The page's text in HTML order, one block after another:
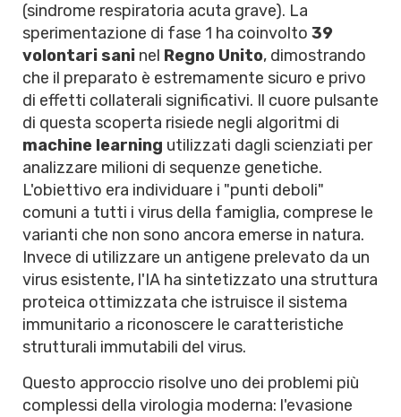
(sindrome respiratoria acuta grave). La
sperimentazione di fase 1 ha coinvolto 39
volontari sani nel Regno Unito, dimostrando
che il preparato è estremamente sicuro e privo
di effetti collaterali significativi. Il cuore pulsante
di questa scoperta risiede negli algoritmi di
machine learning utilizzati dagli scienziati per
analizzare milioni di sequenze genetiche.
L'obiettivo era individuare i "punti deboli"
comuni a tutti i virus della famiglia, comprese le
varianti che non sono ancora emerse in natura.
Invece di utilizzare un antigene prelevato da un
virus esistente, l'IA ha sintetizzato una struttura
proteica ottimizzata che istruisce il sistema
immunitario a riconoscere le caratteristiche
strutturali immutabili del virus.
Questo approccio risolve uno dei problemi più
complessi della virologia moderna: l'evasione